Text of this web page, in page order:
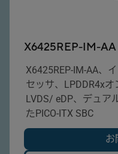
X6425REP-IM-AA
X6425REP-IM-AA、
セッサ、LPDDR4xオ
LVDS/ eDP、デュア
たPICO-ITX SBC
お